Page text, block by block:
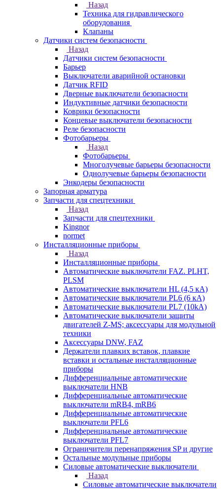
Назад
Техника для гидравлического
оборудования
Клапаны
Датчики систем безопасности
Назад
Датчики систем безопасности
Барьер
Выключатели аварийной остановки
Датчик RFID
Дверные выключатели безопасности
Индуктивные датчики безопасности
Коврики безопасности
Концевые выключатели безопасности
Реле безопасности
Фотобарьеры
Назад
Фотобарьеры
Многолучевые барьеры безопасности
Однолучевые барьеры безопасности
Энкодеры безопасности
Запорная арматура
Запчасти для спецтехники
Назад
Запчасти для спецтехники
Kingnor
normet
Инсталляционные приборы
Назад
Инсталляционные приборы
Автоматические выключатели FAZ. PLHT,
PLSM
Автоматические выключатели HL (4,5 кА)
Автоматические выключатели PL6 (6 кА)
Автоматические выключатели PL7 (10kA)
Автоматические выключатели защиты
двигателей Z-MS; аксессуары для модульной
техники
Аксессуары DNW, FAZ
Держатели плавких вставок, плавкие
вставки и остальные инсталляционные
приборы
Дифференциальные автоматические
выключатели HNB
Дифференциальные автоматические
выключатели mRB4, mRB6
Дифференциальные автоматические
выключатели PFL6
Дифференциальные автоматические
выключатели PFL7
Ограничители перенапряжения SP и другие
Остальные модульные приборы
Силовые автоматические выключатели
Назад
Силовые автоматические выключатели